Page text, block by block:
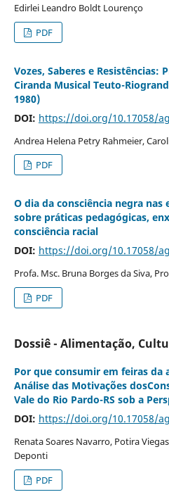
Edirlei Leandro Boldt Lourenço
PDF
Vozes, Saberes e
Ciranda Musical Teuto-
1980)
DOI: https://doi.org/10.17058/
Andrea Helena Petry Rahmeier,
PDF
O dia da consciência negra
sobre práticas pedagógicas,
consciência racial
DOI: https://doi.org/10.17058/
Profa. Msc. Bruna Borges da Siva,
PDF
Dossiê - Alimentação,
Por que consumir em feiras
Análise das Motivações
Vale do Rio Pardo-RS sob a
DOI: https://doi.org/10.17058/
Renata Soares Navarro, Potira
Deponti
PDF